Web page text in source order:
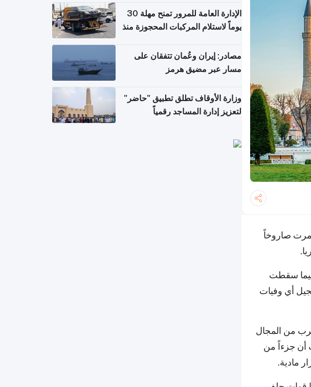
دمرت صاروخاً
فيما سقطت
أي وفيات
من المجال
أن جزءاً من
مادية.
الإدارة العامة للمرور تمنح مهلة 30
يوماً لاستلام المركبات المحجوزة منذ
مصادر: إيران وعُمان تتفقان على
مسار عبر مضيق هرمز
وزارة الأوقاف تطلق تطبيق "حاضر"
لتعزيز إدارة المساجد رقمياً